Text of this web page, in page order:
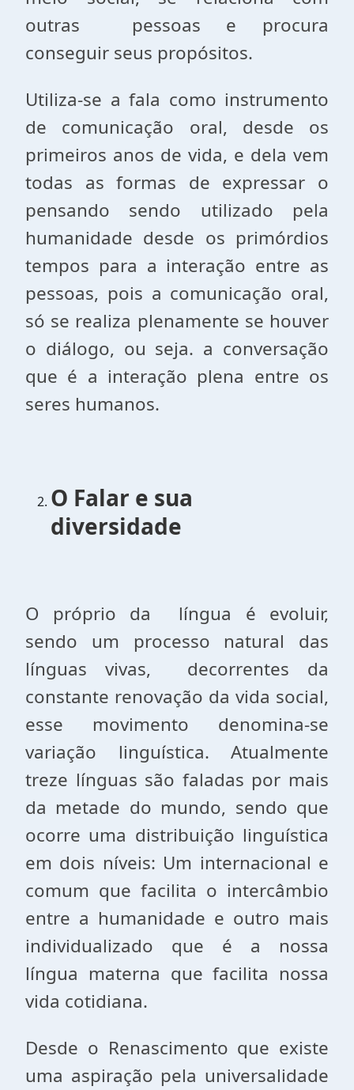
outras pessoas e procura
conseguir seus propósitos.
Utiliza-se a fala como instrumento
de comunicação oral, desde os
primeiros anos de vida, e dela vem
todas as formas de expressar o
pensando sendo utilizado pela
humanidade desde os primórdios
tempos para a interação entre as
pessoas, pois a comunicação oral,
só se realiza plenamente se houver
o diálogo, ou seja. a conversação
que é a interação plena entre os
seres humanos.
O Falar e sua
diversidade
O próprio da língua é evoluir,
sendo um processo natural das
línguas vivas, decorrentes da
constante renovação da vida social,
esse movimento denomina-se
variação linguística. Atualmente
treze línguas são faladas por mais
da metade do mundo, sendo que
ocorre uma distribuição linguística
em dois níveis: Um internacional e
comum que facilita o intercâmbio
entre a humanidade e outro mais
individualizado que é a nossa
língua materna que facilita nossa
vida cotidiana.
Desde o Renascimento que existe
uma aspiração pela universalidade